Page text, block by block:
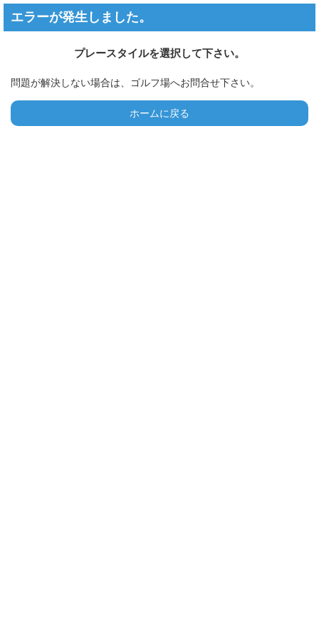
エラーが発生しました。
プレースタイルを選択して下さい。
問題が解決しない場合は、ゴルフ場へお問合せ下さい。
ホームに戻る